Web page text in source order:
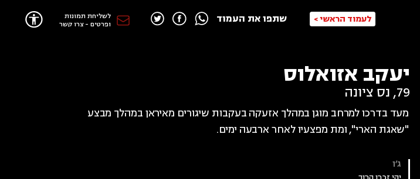
לעמוד הראשי > שתפו את העמוד
לשליחת תמונות
ופרטים - צרו קשר
יעקב אזואלוס
79
, נס ציונה
מעד בדרכו למרחב מוגן במהלך אזעקה בעקבות שיגורים מאיראן במהלך מבצע
"שאגת הארי", ומת מפצעיו לאחר ארבעה ימים.
ג׳ו